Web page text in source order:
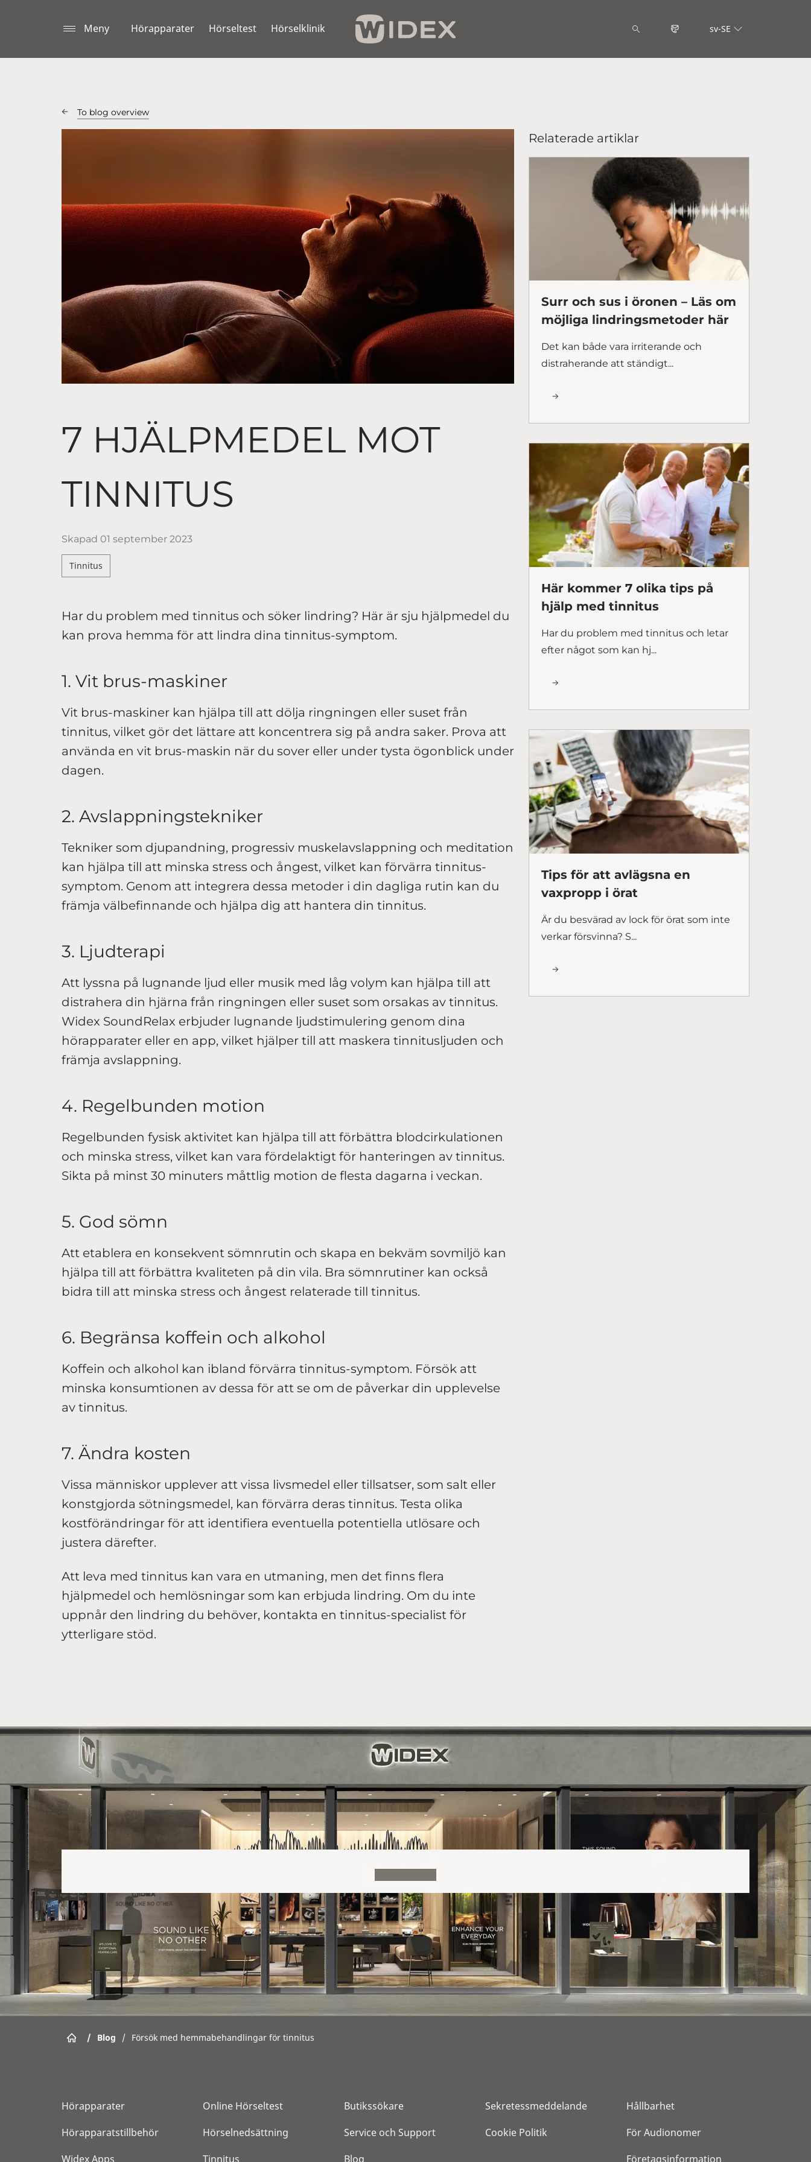
Meny Hörapparater Hörseltest Hörselklinik sv-SE
To blog overview
7 HJÄLPMEDEL MOT
TINNITUS
Skapad 01 september 2023
Tinnitus
Har du problem med tinnitus och söker lindring? Här är sju hjälpmedel du
kan prova hemma för att lindra dina tinnitus-symptom.
1. Vit brus-maskiner
Vit brus-maskiner kan hjälpa till att dölja ringningen eller suset från
tinnitus, vilket gör det lättare att koncentrera sig på andra saker. Prova att
använda en vit brus-maskin när du sover eller under tysta ögonblick under
dagen.
2. Avslappningstekniker
Tekniker som djupandning, progressiv muskelavslappning och meditation
kan hjälpa till att minska stress och ångest, vilket kan förvärra tinnitus-
symptom. Genom att integrera dessa metoder i din dagliga rutin kan du
främja välbefinnande och hjälpa dig att hantera din tinnitus.
3. Ljudterapi
Att lyssna på lugnande ljud eller musik med låg volym kan hjälpa till att
distrahera din hjärna från ringningen eller suset som orsakas av tinnitus.
Widex SoundRelax erbjuder lugnande ljudstimulering genom dina
hörapparater eller en app, vilket hjälper till att maskera tinnitusljuden och
främja avslappning.
4. Regelbunden motion
Regelbunden fysisk aktivitet kan hjälpa till att förbättra blodcirkulationen
och minska stress, vilket kan vara fördelaktigt för hanteringen av tinnitus.
Sikta på minst 30 minuters måttlig motion de flesta dagarna i veckan.
5. God sömn
Att etablera en konsekvent sömnrutin och skapa en bekväm sovmiljö kan
hjälpa till att förbättra kvaliteten på din vila. Bra sömnrutiner kan också
bidra till att minska stress och ångest relaterade till tinnitus.
6. Begränsa koffein och alkohol
Koffein och alkohol kan ibland förvärra tinnitus-symptom. Försök att
minska konsumtionen av dessa för att se om de påverkar din upplevelse
av tinnitus.
7. Ändra kosten
Vissa människor upplever att vissa livsmedel eller tillsatser, som salt eller
konstgjorda sötningsmedel, kan förvärra deras tinnitus. Testa olika
kostförändringar för att identifiera eventuella potentiella utlösare och
justera därefter.
Att leva med tinnitus kan vara en utmaning, men det finns flera
hjälpmedel och hemlösningar som kan erbjuda lindring. Om du inte
uppnår den lindring du behöver, kontakta en tinnitus-specialist för
ytterligare stöd.
Relaterade artiklar
Surr och sus i öronen – Läs om
möjliga lindringsmetoder här
Det kan både vara irriterande och
distraherande att ständigt...
Här kommer 7 olika tips på
hjälp med tinnitus
Har du problem med tinnitus och letar
efter något som kan hj...
Tips för att avlägsna en
vaxpropp i örat
Är du besvärad av lock för örat som inte
verkar försvinna? S...
/ Blog / Försök med hemmabehandlingar för tinnitus
Hörapparater
Hörapparatstillbehör
Widex Apps
Online Hörseltest
Hörselnedsättning
Tinnitus
Butikssökare
Service och Support
Blog
Sekretessmeddelande
Cookie Politik
Hållbarhet
För Audionomer
Företagsinformation